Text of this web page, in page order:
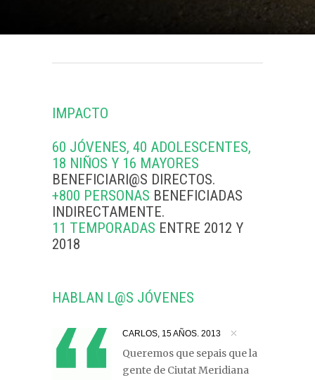
IMPACTO
60 JÓVENES, 40 ADOLESCENTES,
18 NIÑOS Y 16 MAYORES
BENEFICIARI@S DIRECTOS.
+800 PERSONAS BENEFICIADAS
INDIRECTAMENTE.
11 TEMPORADAS ENTRE 2012 Y
2018
HABLAN L@S JÓVENES
CARLOS, 15 AÑOS. 2013
Queremos que sepais que la
gente de Ciutat Meridiana